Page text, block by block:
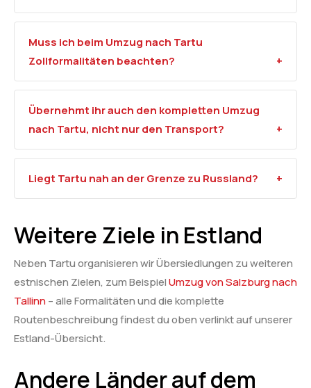
Muss ich beim Umzug nach Tartu
Zollformalitäten beachten?
Übernehmt ihr auch den kompletten Umzug
nach Tartu, nicht nur den Transport?
Liegt Tartu nah an der Grenze zu Russland?
Weitere Ziele in Estland
Neben Tartu organisieren wir Übersiedlungen zu weiteren
estnischen Zielen, zum BeispielUmzug von Salzburg nach
Tallinn– alle Formalitäten und die komplette
Routenbeschreibung findest du oben verlinkt auf unserer
Estland-Übersicht.
Andere Länder auf dem